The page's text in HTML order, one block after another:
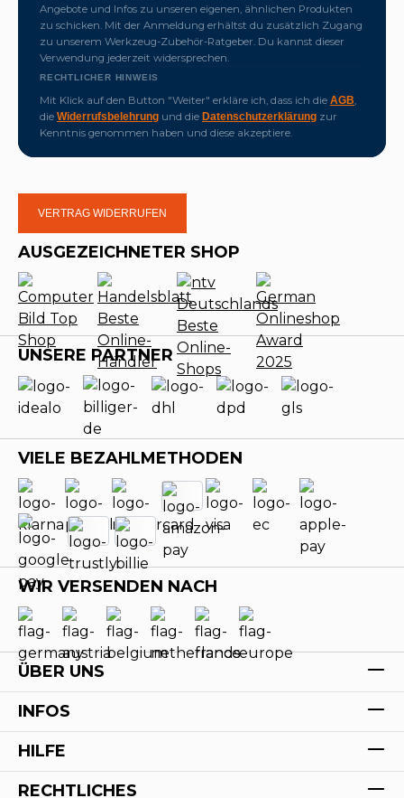
Angebote und Infos zu unseren eigenen, ähnlichen Produkten
zu schicken. Mit der Anmeldung erhältst du zusätzlich Zugang
zu unserem Werkzeug-Zubehör-Ratgeber. Du kannst dieser
Verwendung jederzeit widersprechen.
RECHTLICHER HINWEIS
Mit Klick auf den Button "Weiter" erkläre ich, dass ich die AGB
die Widerrufsbelehrung und die Datenschutzerklärung zur
Kenntnis genommen haben und diese akzeptiere.
VERTRAG WIDERRUFEN
AUSGEZEICHNETER SHOP
UNSERE PARTNER
VIELE BEZAHLMETHODEN
WIR VERSENDEN NACH
ÜBER UNS
INFOS
HILFE
RECHTLICHES